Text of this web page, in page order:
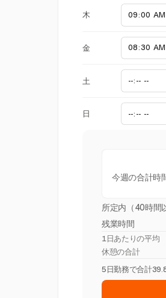
木
金
土
日
今週の合計時
所定内（40時間
残業時間
1日あたりの平均
休憩の合計
5日勤務で合計